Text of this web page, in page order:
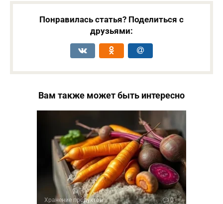
Понравилась статья? Поделиться с
друзьями:
Вам также может быть интересно
Хранение продуктов 0